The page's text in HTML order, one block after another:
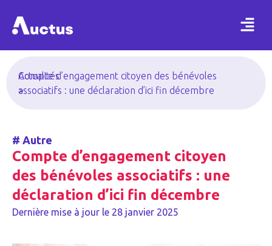
Actualités
>
Compte d’engagement citoyen des bénévoles
associatifs : une déclaration d’ici fin décembre
# Autre
Compte d’engagement citoyen
des bénévoles associatifs : une
déclaration d’ici fin décembre
Dernière mise à jour le 28 janvier 2025